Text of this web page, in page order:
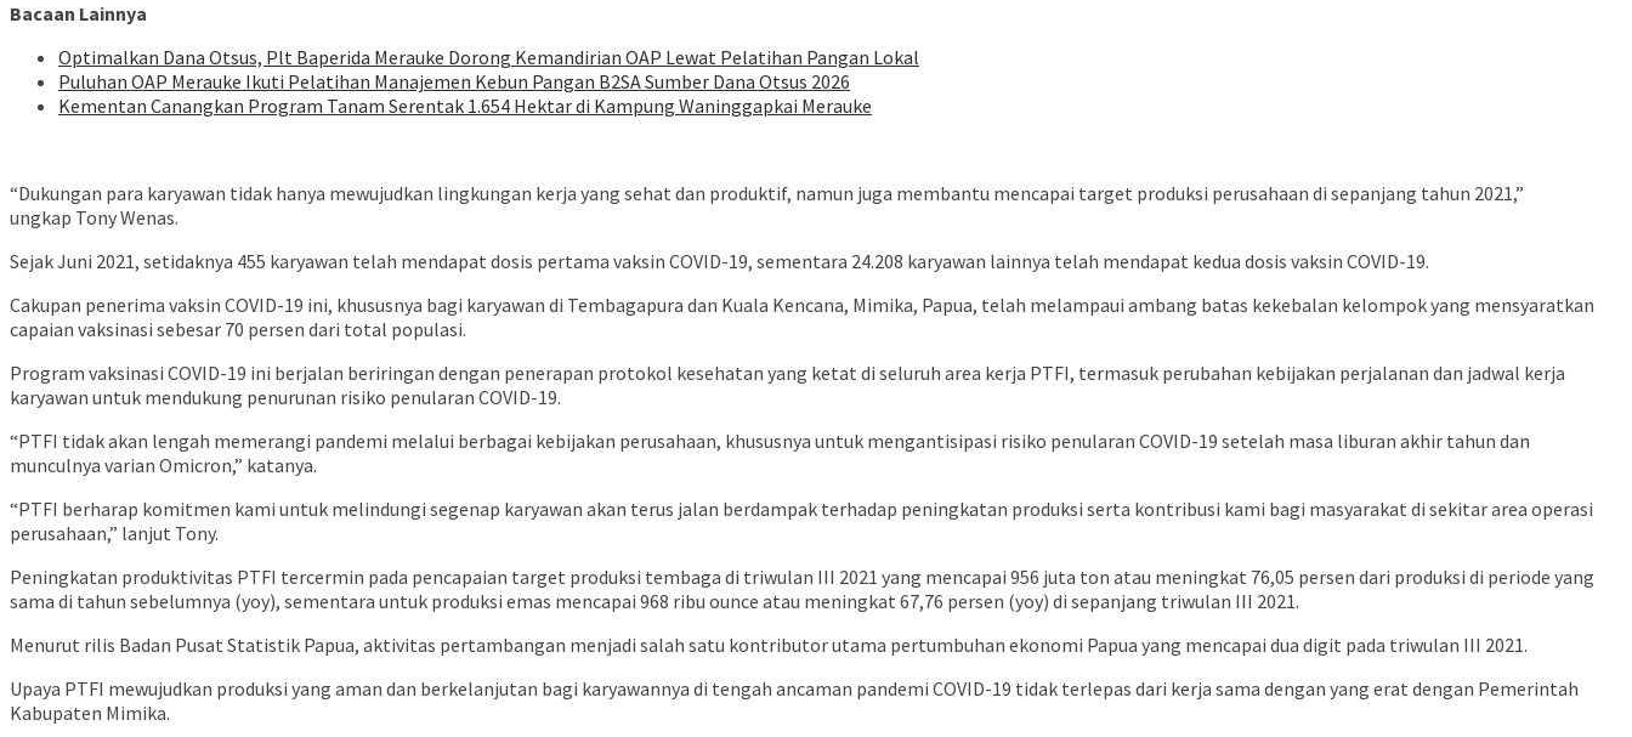
Bacaan Lainnya
Optimalkan Dana Otsus, Plt Baperida Merauke Dorong Kemandirian OAP Lewat Pelatihan Pangan Lokal
Puluhan OAP Merauke Ikuti Pelatihan Manajemen Kebun Pangan B2SA Sumber Dana Otsus 2026
Kementan Canangkan Program Tanam Serentak 1.654 Hektar di Kampung Waninggapkai Merauke
“Dukungan para karyawan tidak hanya mewujudkan lingkungan kerja yang sehat dan produktif, namun juga membantu mencapai target produksi perusahaan di sepanjang tahun 2021,”
ungkap Tony Wenas.
Sejak Juni 2021, setidaknya 455 karyawan telah mendapat dosis pertama vaksin COVID-19, sementara 24.208 karyawan lainnya telah mendapat kedua dosis vaksin COVID-19.
Cakupan penerima vaksin COVID-19 ini, khususnya bagi karyawan di Tembagapura dan Kuala Kencana, Mimika, Papua, telah melampaui ambang batas kekebalan kelompok yang mensyaratkan
capaian vaksinasi sebesar 70 persen dari total populasi.
Program vaksinasi COVID-19 ini berjalan beriringan dengan penerapan protokol kesehatan yang ketat di seluruh area kerja PTFI, termasuk perubahan kebijakan perjalanan dan jadwal kerja
karyawan untuk mendukung penurunan risiko penularan COVID-19.
“PTFI tidak akan lengah memerangi pandemi melalui berbagai kebijakan perusahaan, khususnya untuk mengantisipasi risiko penularan COVID-19 setelah masa liburan akhir tahun dan
munculnya varian Omicron,” katanya.
“PTFI berharap komitmen kami untuk melindungi segenap karyawan akan terus jalan berdampak terhadap peningkatan produksi serta kontribusi kami bagi masyarakat di sekitar area operasi
perusahaan,” lanjut Tony.
Peningkatan produktivitas PTFI tercermin pada pencapaian target produksi tembaga di triwulan III 2021 yang mencapai 956 juta ton atau meningkat 76,05 persen dari produksi di periode yang
sama di tahun sebelumnya (yoy), sementara untuk produksi emas mencapai 968 ribu ounce atau meningkat 67,76 persen (yoy) di sepanjang triwulan III 2021.
Menurut rilis Badan Pusat Statistik Papua, aktivitas pertambangan menjadi salah satu kontributor utama pertumbuhan ekonomi Papua yang mencapai dua digit pada triwulan III 2021.
Upaya PTFI mewujudkan produksi yang aman dan berkelanjutan bagi karyawannya di tengah ancaman pandemi COVID-19 tidak terlepas dari kerja sama dengan yang erat dengan Pemerintah
Kabupaten Mimika.